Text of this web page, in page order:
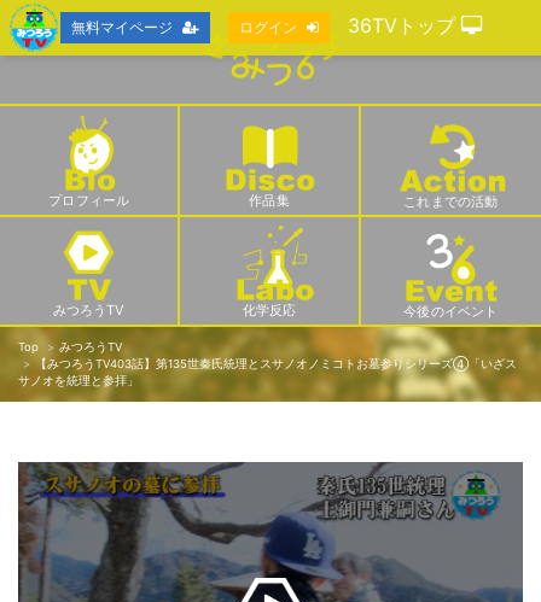
プロフィール 作品集 これまでの活動
みつろうTV 化学反応 今後のイベント
Top
みつろうTV
【みつろうTV403話】第135世秦氏統理とスサノオノミコトお墓参りシリーズ④「いざス
サノオを統理と参拝」
無料マイページ ログイン 36TVトップ